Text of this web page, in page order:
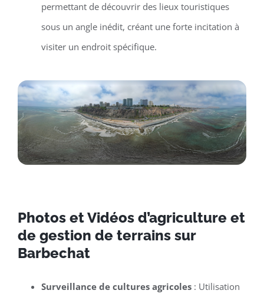
permettant de découvrir des lieux touristiques
sous un angle inédit, créant une forte incitation à
visiter un endroit spécifique.
Photos et Vidéos d’agriculture et
de gestion de terrains sur
Barbechat
Surveillance de cultures agricoles: Utilisation